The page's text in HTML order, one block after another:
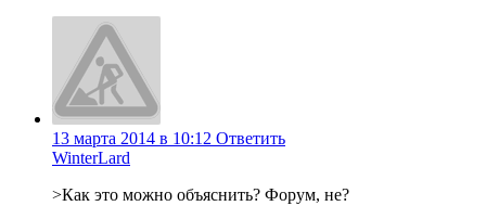
13 марта 2014 в 10:12 Ответить
WinterLard
>Как это можно объяснить? Форум, не?